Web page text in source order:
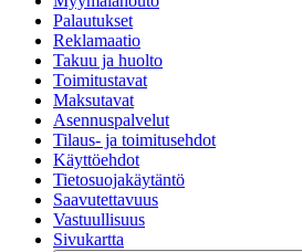
Palautukset
Reklamaatio
Takuu ja huolto
Toimitustavat
Maksutavat
Asennuspalvelut
Tilaus- ja toimitusehdot
Käyttöehdot
Tietosuojakäytäntö
Saavutettavuus
Vastuullisuus
Sivukartta